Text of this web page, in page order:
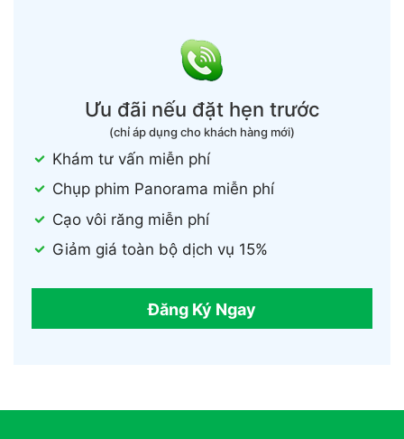
Ưu đãi nếu đặt hẹn trước
(chỉ áp dụng cho khách hàng mới)
Khám tư vấn miễn phí
Chụp phim Panorama miễn phí
Cạo vôi răng miễn phí
Giảm giá toàn bộ dịch vụ 15%
Đăng Ký Ngay